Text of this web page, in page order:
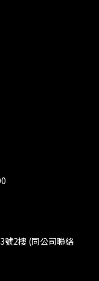
號2樓 (同公司聯絡